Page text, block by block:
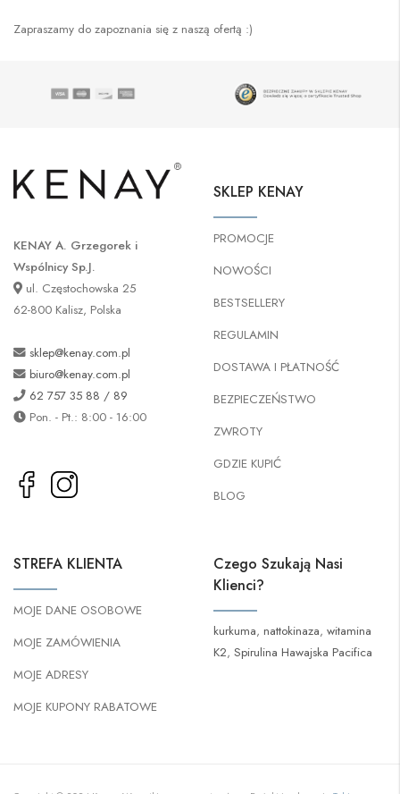
Zapraszamy do zapoznania się z naszą ofertą :)
KENAY A. Grzegorek i
Wspólnicy Sp.J.
ul. Częstochowska 25
62-800 Kalisz, Polska
sklep@kenay.com.pl
biuro@kenay.com.pl
62 757 35 88 / 89
Pon. - Pt.: 8:00 - 16:00
SKLEP KENAY
PROMOCJE
NOWOŚCI
BESTSELLERY
REGULAMIN
DOSTAWA I PŁATNOŚĆ
BEZPIECZEŃSTWO
ZWROTY
GDZIE KUPIĆ
BLOG
STREFA KLIENTA
MOJE DANE OSOBOWE
MOJE ZAMÓWIENIA
MOJE ADRESY
MOJE KUPONY RABATOWE
Czego Szukają Nasi
Klienci?
kurkuma, nattokinaza, witamina
K2, Spirulina Hawajska Pacifica